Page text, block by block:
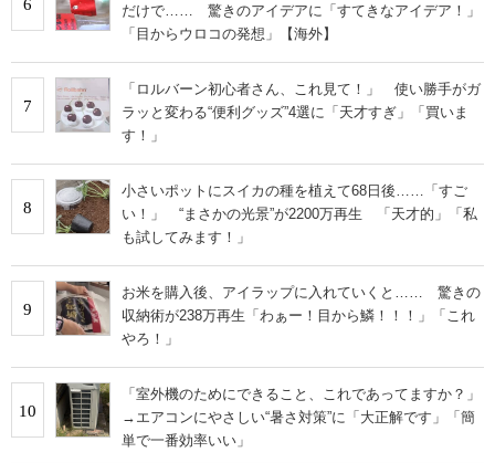
6
だけで…… 驚きのアイデアに「すてきなアイデア！」
「目からウロコの発想」【海外】
7
「ロルバーン初心者さん、これ見て！」 使い勝手がガ
ラッと変わる“便利グッズ”4選に「天才すぎ」「買いま
す！」
8
小さいポットにスイカの種を植えて68日後……「すご
い！」 “まさかの光景”が2200万再生 「天才的」「私
も試してみます！」
9
お米を購入後、アイラップに入れていくと…… 驚きの
収納術が238万再生「わぁー！目から鱗！！！」「これ
やろ！」
10
「室外機のためにできること、これであってますか？」
→エアコンにやさしい“暑さ対策”に「大正解です」「簡
単で一番効率いい」